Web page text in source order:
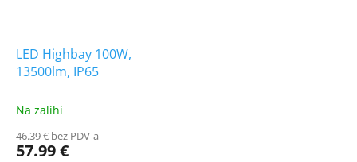
LED Highbay 100W,
13500lm, IP65
Na zalihi
46.39 € bez PDV-a
57.99 €